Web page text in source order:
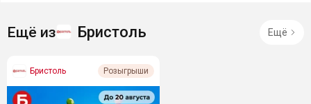
Ещё из Бристоль Ещё
Бристоль Розыгрыши